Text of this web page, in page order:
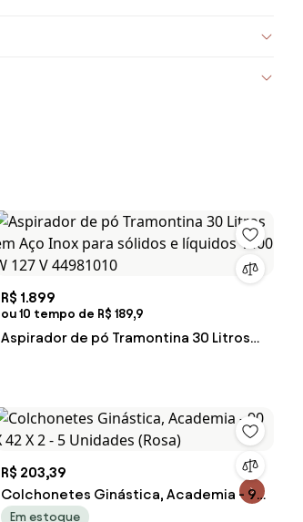
R$ 1.899
ou 10 tempo de R$ 189,9
Aspirador de pó Tramontina 30 Litros
R$ 203,39
Colchonetes Ginástica, Academia - 90
X 42 X 2 - 5 Unidades (Rosa)
Em estoque